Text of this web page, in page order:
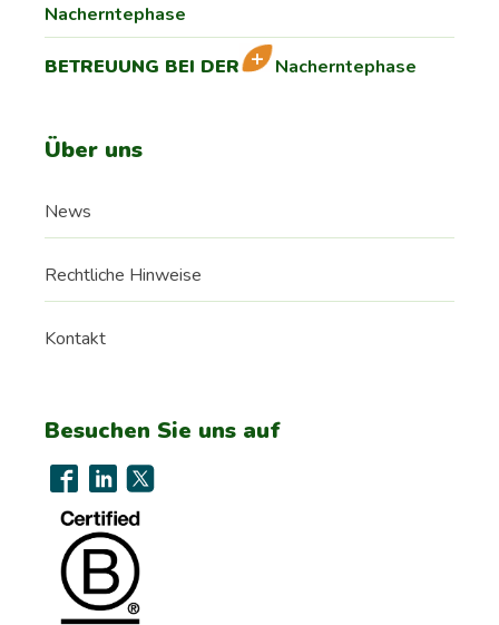
Nacherntephase
BETREUUNG BEI DER Nacherntephase
Über uns
News
Rechtliche Hinweise
Kontakt
Besuchen Sie uns auf